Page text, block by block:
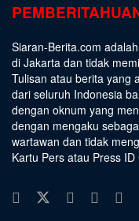
Siaran-Berita.com
di Jakarta dan tidak
Tulisan atau berita yang
dari seluruh Indonesia
dengan oknum yang
dengan mengaku
wartawan dan tidak
Kartu Pers atau Press ID